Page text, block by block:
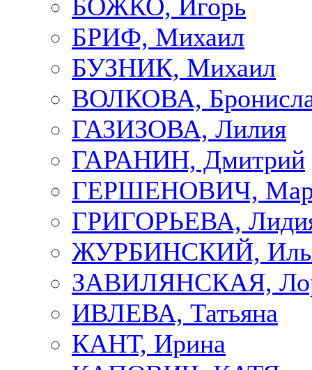
БОЖКО, Игорь
БРИФ, Михаил
БУЗНИК, Михаил
ВОЛКОВА,
ГАЗИЗОВА, Лилия
ГАРАНИН, Дмитрий
ГЕРШЕНОВИЧ,
ГРИГОРЬЕВА,
ЖУРБИНСКИЙ,
ЗАВИЛЯНСКАЯ,
ИВЛЕВА, Татьяна
КАНТ, Ирина